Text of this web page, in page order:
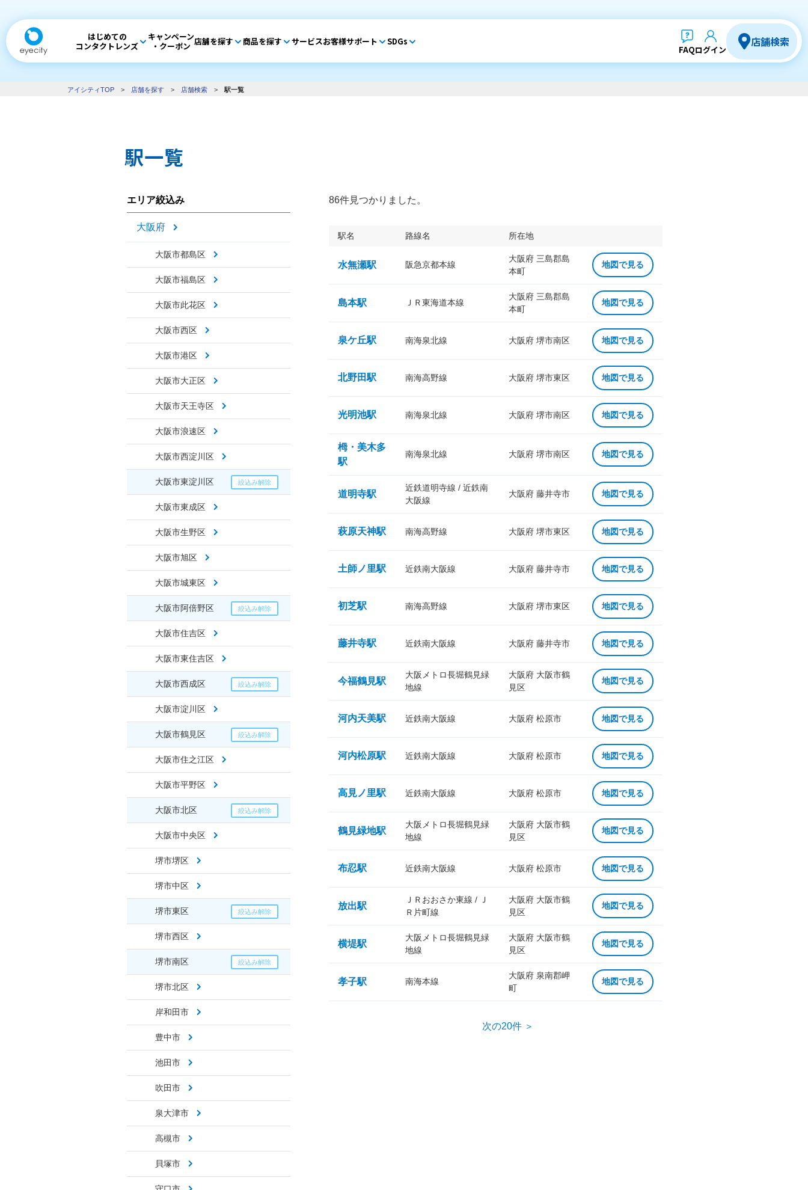
はじめての
コンタクトレンズ
キャンペーン
・クーポン 店舗を探す 商品を探す サービスお客様サポート SDGs
FAQログイン
店舗検索
アイシティTOP > 店舗を探す > 店舗検索 > 駅一覧
駅一覧
エリア絞込み
大阪府
大阪市都島区
大阪市福島区
大阪市此花区
大阪市西区
大阪市港区
大阪市大正区
大阪市天王寺区
大阪市浪速区
大阪市西淀川区
大阪市東淀川区
大阪市東成区
大阪市生野区
大阪市旭区
大阪市城東区
大阪市阿倍野区
大阪市住吉区
大阪市東住吉区
大阪市西成区
大阪市淀川区
大阪市鶴見区
大阪市住之江区
大阪市平野区
大阪市北区
大阪市中央区
堺市堺区
堺市中区
堺市東区
堺市西区
堺市南区
堺市北区
岸和田市
豊中市
池田市
吹田市
泉大津市
高槻市
貝塚市
86件見つかりました。
駅名 路線名 所在地
水無瀬駅 阪急京都本線
大阪府 三島郡島
本町
地図で見る
島本駅 ＪＲ東海道本線
大阪府 三島郡島
本町
地図で見る
泉ケ丘駅 南海泉北線 大阪府 堺市南区 地図で見る
北野田駅 南海高野線 大阪府 堺市東区 地図で見る
光明池駅 南海泉北線 大阪府 堺市南区 地図で見る
栂・美木多
駅
南海泉北線 大阪府 堺市南区 地図で見る
道明寺駅
近鉄道明寺線 / 近鉄南
大阪線
大阪府 藤井寺市 地図で見る
萩原天神駅 南海高野線 大阪府 堺市東区 地図で見る
土師ノ里駅 近鉄南大阪線 大阪府 藤井寺市 地図で見る
初芝駅 南海高野線 大阪府 堺市東区 地図で見る
藤井寺駅 近鉄南大阪線 大阪府 藤井寺市 地図で見る
今福鶴見駅
大阪メトロ長堀鶴見緑
地線
大阪府 大阪市鶴
見区
地図で見る
河内天美駅 近鉄南大阪線 大阪府 松原市 地図で見る
河内松原駅 近鉄南大阪線 大阪府 松原市 地図で見る
高見ノ里駅 近鉄南大阪線 大阪府 松原市 地図で見る
鶴見緑地駅
大阪メトロ長堀鶴見緑
地線
大阪府 大阪市鶴
見区
地図で見る
布忍駅 近鉄南大阪線 大阪府 松原市 地図で見る
放出駅
ＪＲおおさか東線 / Ｊ
Ｒ片町線
大阪府 大阪市鶴
見区
地図で見る
横堤駅
大阪メトロ長堀鶴見緑
地線
大阪府 大阪市鶴
見区
地図で見る
孝子駅 南海本線
大阪府 泉南郡岬
町
地図で見る
次の20件 ＞